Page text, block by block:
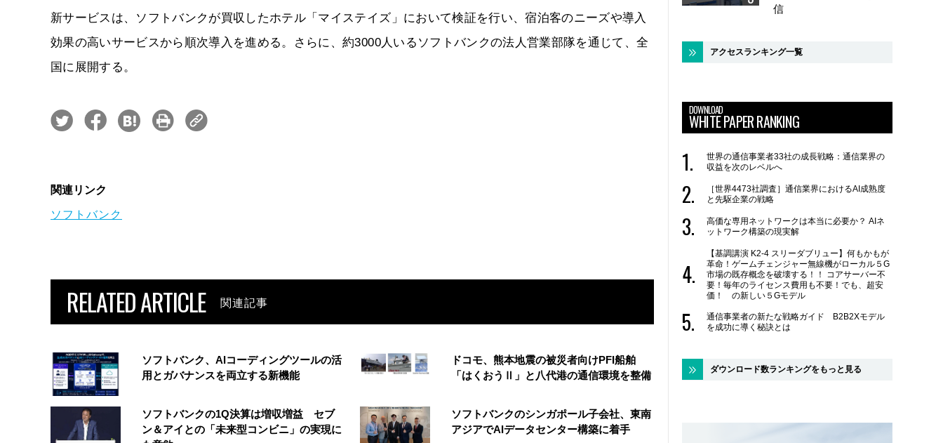
新サービスは、ソフトバンクが買収したホテル「マイステイズ」において検証を行い、宿泊客のニーズや導入
効果の高いサービスから順次導入を進める。さらに、約3000人いるソフトバンクの法人営業部隊を通じて、全
国に展開する。
関連リンク
ソフトバンク
RELATED ARTICLE 関連記事
ソフトバンク、AIコーディングツールの活
用とガバナンスを両立する新機能
ドコモ、熊本地震の被災者向けPFI船舶
「はくおうⅡ」と八代港の通信環境を整備
ソフトバンクの1Q決算は増収増益 セブ
ン＆アイとの「未来型コンビニ」の実現に
ソフトバンクのシンガポール子会社、東南
アジアでAIデータセンター構築に着手
信
アクセスランキング一覧
DOWNLOAD
WHITE PAPER RANKING
世界の通信事業者33社の成長戦略：通信業界の
収益を次のレベルへ
［世界4473社調査］通信業界におけるAI成熟度
と先駆企業の戦略
高価な専用ネットワークは本当に必要か？ AIネ
ットワーク構築の現実解
【基調講演 K2-4 スリーダブリュー】何もかもが
革命！ゲームチェンジャー無線機がローカル５G
市場の既存概念を破壊する！！ コアサーバー不
要！毎年のライセンス費用も不要！でも、超安
価！ の新しい５Gモデル
通信事業者の新たな戦略ガイド B2B2Xモデル
を成功に導く秘訣とは
ダウンロード数ランキングをもっと見る